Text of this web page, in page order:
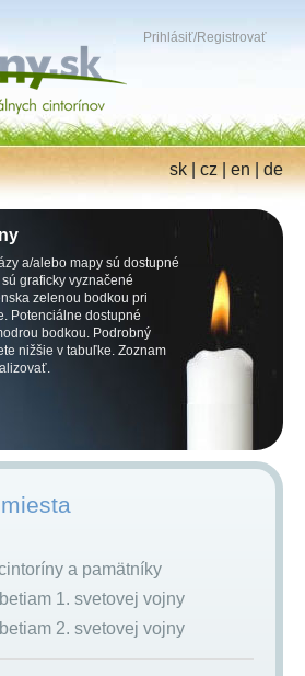
Prihlásiť/Registrovať
sk|cz|en|de
a/alebo mapy sú dostupné
graficky vyznačené
zelenou bodkou pri
Potenciálne dostupné
bodkou. Podrobný
nižšie v tabuľke. Zoznam
a pamätníky
1. svetovej vojny
2. svetovej vojny